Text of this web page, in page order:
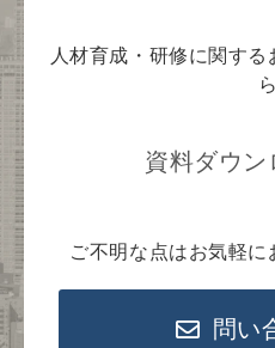
人材育成・研修に関す
ら
資料ダウン
ご不明な点はお気軽
問い